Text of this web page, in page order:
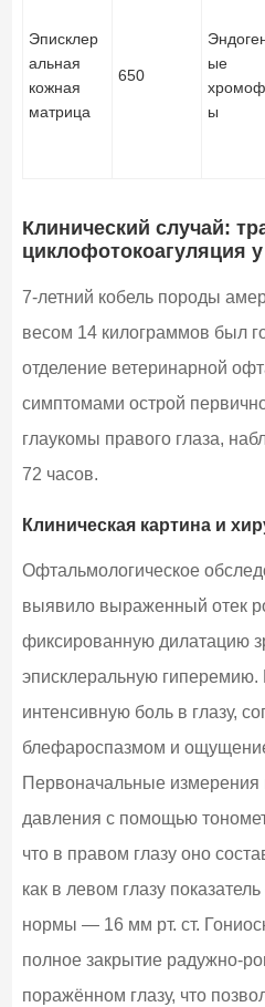
Эписклер
альная
кожная
матрица
650
ые
ы
Клинический случай:
циклофотокоагуляция
7-летний кобель породы
весом 14 килограммов был
отделение ветеринарной
симптомами острой
глаукомы правого глаза,
72 часов.
Клиническая картина и
Офтальмологическое
выявило выраженный отек
фиксированную дилатацию
эписклеральную
интенсивную боль в глазу,
блефароспазмом и
Первоначальные измерения
давления с помощью
что в правом глазу оно
как в левом глазу
нормы — 16 мм рт. ст.
полное закрытие радужно-
поражённом глазу, что